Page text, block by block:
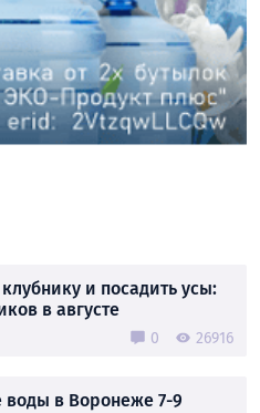
и посадить усы:
в августе
0 26916
в Воронеже 7-9